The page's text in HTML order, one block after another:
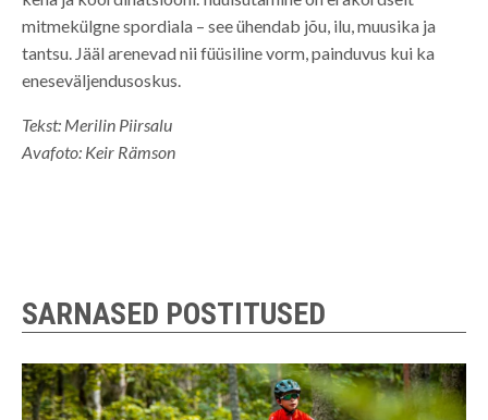
mitmekülgne spordiala – see ühendab jõu, ilu, muusika ja
tantsu. Jääl arenevad nii füüsiline vorm, painduvus kui ka
eneseväljendusoskus.
Tekst: Merilin Piirsalu
Avafoto: Keir Rämson
SARNASED POSTITUSED